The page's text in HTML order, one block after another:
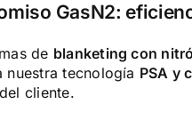
GasN2:
de blanketing con
nuestra tecnología PSA y
cliente.